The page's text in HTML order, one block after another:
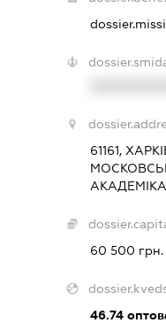
61161,
60 500 грн.
46.74